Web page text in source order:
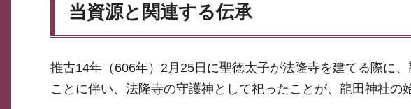
当資源と関連する伝承
推古14年（606年）2月25日に聖徳太子が法隆寺を建てる際に
ことに伴い、法隆寺の守護神として祀ったことが、龍田神社の